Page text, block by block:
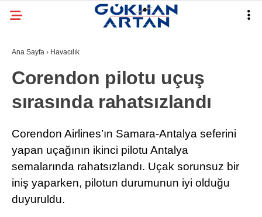
Ana Sayfa › Havacılık
Corendon pilotu uçuş
sırasında rahatsızlandı
Corendon Airlines’ın Samara-Antalya seferini
yapan uçağının ikinci pilotu Antalya
semalarında rahatsızlandı. Uçak sorunsuz bir
iniş yaparken, pilotun durumunun iyi olduğu
duyuruldu.